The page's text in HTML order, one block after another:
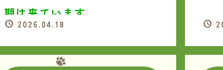
期は来ています。
2026.04.18